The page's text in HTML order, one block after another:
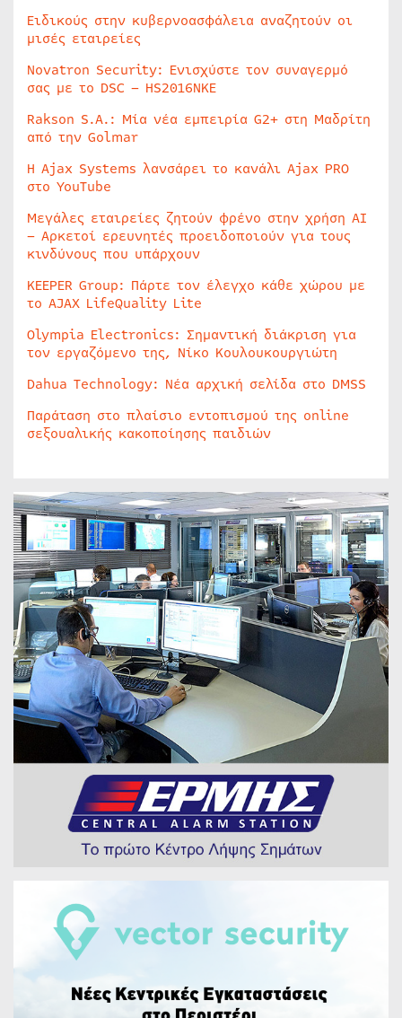
Ειδικούς στην κυβερνοασφάλεια αναζητούν οι
μισές εταιρείες
Novatron Security: Ενισχύστε τον συναγερμό
σας με το DSC – HS2016NKE
Rakson S.A.: Μία νέα εμπειρία G2+ στη Μαδρίτη
από την Golmar
Η Ajax Systems λανσάρει το κανάλι Ajax PRO
στο YouTube
Μεγάλες εταιρείες ζητούν φρένο στην χρήση AI
– Αρκετοί ερευνητές προειδοποιούν για τους
κινδύνους που υπάρχουν
KEEPER Group: Πάρτε τον έλεγχο κάθε χώρου με
το AJAX LifeQuality Lite
Olympia Electronics: Σημαντική διάκριση για
τον εργαζόμενο της, Νίκο Κουλουκουργιώτη
Dahua Technology: Νέα αρχική σελίδα στο DMSS
Παράταση στο πλαίσιο εντοπισμού της online
σεξουαλικής κακοποίησης παιδιών